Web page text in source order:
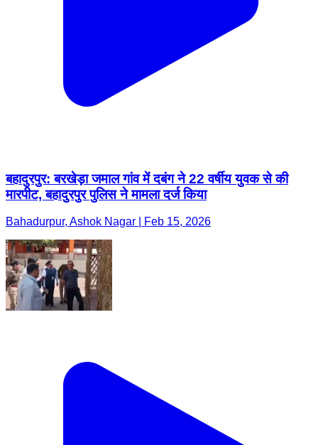
बहादुरपुर: बरखेड़ा जमाल गांव में दबंग ने 22 वर्षीय युवक से की
मारपीट, बहादुरपुर पुलिस ने मामला दर्ज किया
Bahadurpur, Ashok Nagar | Feb 15, 2026